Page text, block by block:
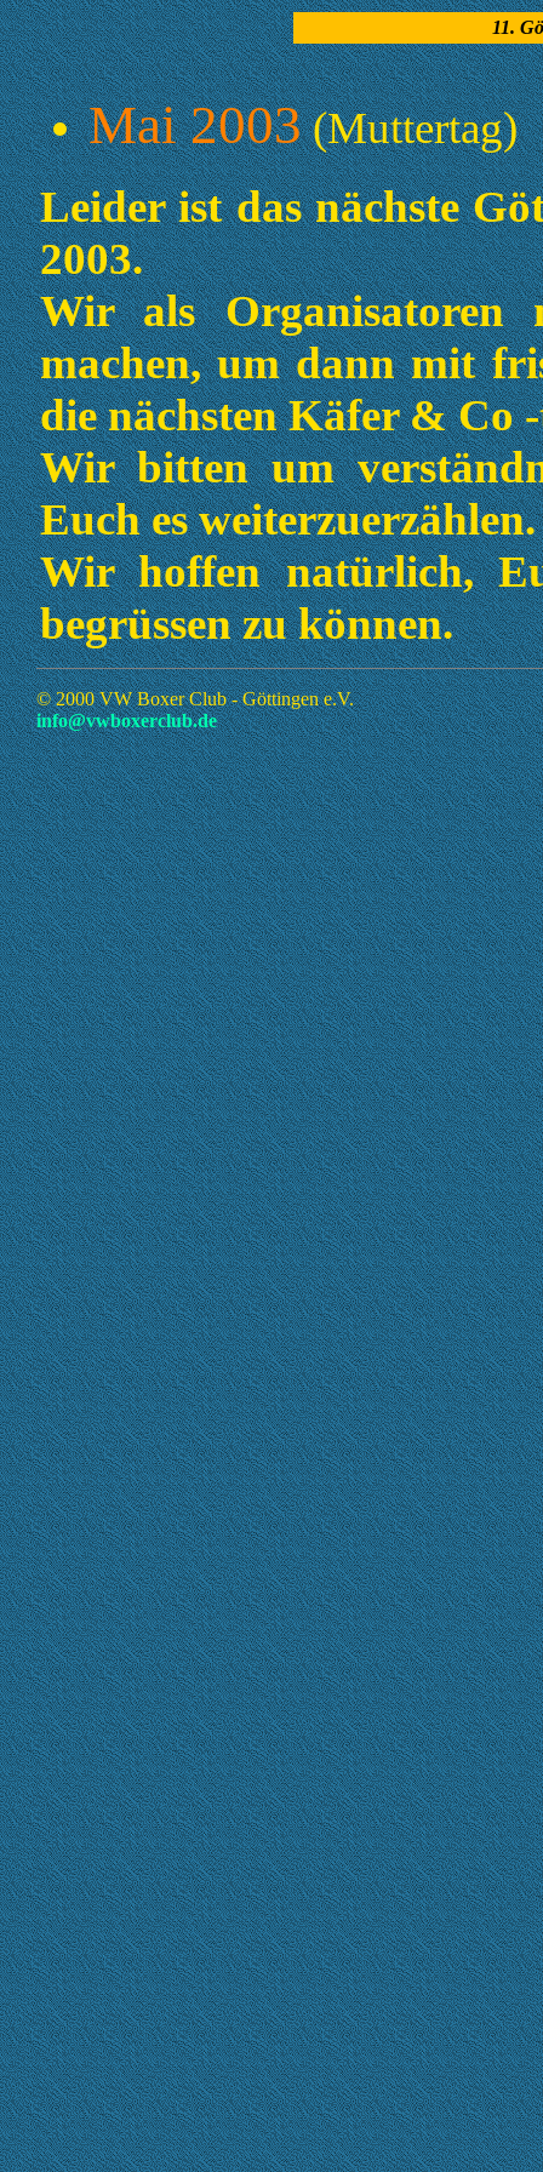
11.
Mai 2003(Muttertag)
Leider ist das nächste
2003.
Wir als Organisatoren
machen, um dann mit
die nächsten Käfer & Co
Wir bitten um
Euch es weiterzuerzählen.
Wir hoffen natürlich,
begrüssen zu können.
© 2000 VW Boxer Club - Göttingen e.V.
info@vwboxerclub.de